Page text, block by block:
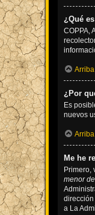
¿Qué
COPPA,
Arriba
¿Por
Es
nuevos
Arriba
Me he
Primero,
menor
dirección
a La